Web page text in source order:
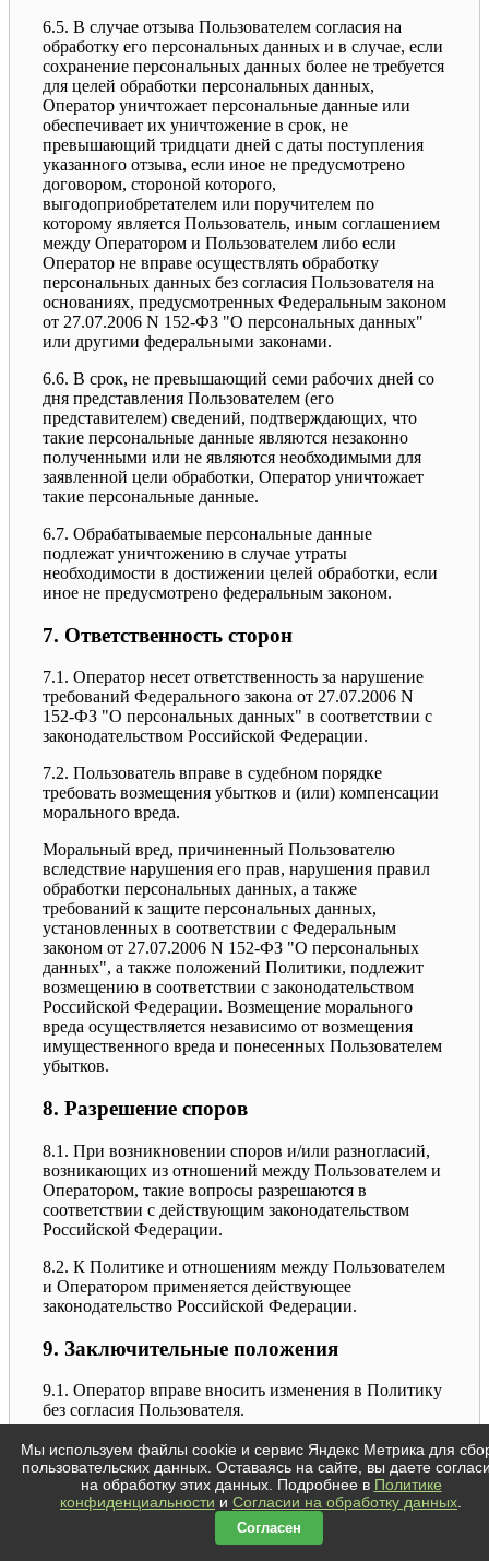
6.5. В случае отзыва Пользователем согласия на
обработку его персональных данных и в случае, если
сохранение персональных данных более не требуется
для целей обработки персональных данных,
Оператор уничтожает персональные данные или
обеспечивает их уничтожение в срок, не
превышающий тридцати дней с даты поступления
указанного отзыва, если иное не предусмотрено
договором, стороной которого,
выгодоприобретателем или поручителем по
которому является Пользователь, иным соглашением
между Оператором и Пользователем либо если
Оператор не вправе осуществлять обработку
персональных данных без согласия Пользователя на
основаниях, предусмотренных Федеральным законом
от 27.07.2006 N 152-ФЗ "О персональных данных"
или другими федеральными законами.
6.6. В срок, не превышающий семи рабочих дней со
дня представления Пользователем (его
представителем) сведений, подтверждающих, что
такие персональные данные являются незаконно
полученными или не являются необходимыми для
заявленной цели обработки, Оператор уничтожает
такие персональные данные.
6.7. Обрабатываемые персональные данные
подлежат уничтожению в случае утраты
необходимости в достижении целей обработки, если
иное не предусмотрено федеральным законом.
7. Ответственность сторон
7.1. Оператор несет ответственность за нарушение
требований Федерального закона от 27.07.2006 N
152-ФЗ "О персональных данных" в соответствии с
законодательством Российской Федерации.
7.2. Пользователь вправе в судебном порядке
требовать возмещения убытков и (или) компенсации
морального вреда.
Моральный вред, причиненный Пользователю
вследствие нарушения его прав, нарушения правил
обработки персональных данных, а также
требований к защите персональных данных,
установленных в соответствии с Федеральным
законом от 27.07.2006 N 152-ФЗ "О персональных
данных", а также положений Политики, подлежит
возмещению в соответствии с законодательством
Российской Федерации. Возмещение морального
вреда осуществляется независимо от возмещения
имущественного вреда и понесенных Пользователем
убытков.
8. Разрешение споров
8.1. При возникновении споров и/или разногласий,
возникающих из отношений между Пользователем и
Оператором, такие вопросы разрешаются в
соответствии с действующим законодательством
Российской Федерации.
8.2. К Политике и отношениям между Пользователем
и Оператором применяется действующее
законодательство Российской Федерации.
9. Заключительные положения
9.1. Оператор вправе вносить изменения в Политику
без согласия Пользователя.
9.2. Новая редакция Политики вступает в силу с
момента ее размещения на Сайте, если иное не
предусмотрено новой редакцией Политики.
Новая редакция Политики применяется к
отношениям, возникшим после введения ее в
Мы используем файлы cookie и сервис Яндекс Метрика для
пользовательских данных. Оставаясь на сайте, вы даете
на обработку этих данных. Подробнее в Политике
конфиденциальности и Согласии на обработку данных
Согласен